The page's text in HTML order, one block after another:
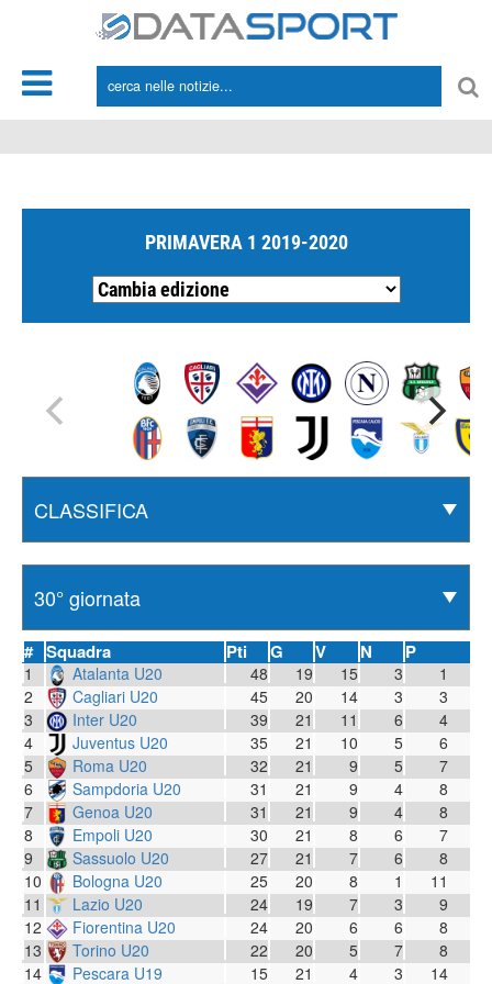
PRIMAVERA 1 2019-2020
# Squadra Pti G V N P
1 Atalanta U20 48 19 15 3
1
2
Cagliari U20 45 20 14 3
3
3
Inter U20 39 21 11 6
4
4
Juventus U20 35 21 10 5
6
5
Roma U20 32 21 9 5
7
6
Sampdoria U20 31 21 9 4
8
7
Genoa U20 31 21 9 4
8
8
Empoli U20 30 21 8 6
7
9
Sassuolo U20 27 21 7 6
8
10
Bologna U20 25 20 8 1
11
11
Lazio U20 24 19 7 3
9
12
Fiorentina U20 24 20 6 6
8
13
Torino U20 22 20 5 7
8
14
Pescara U19 15 21 4 3 14